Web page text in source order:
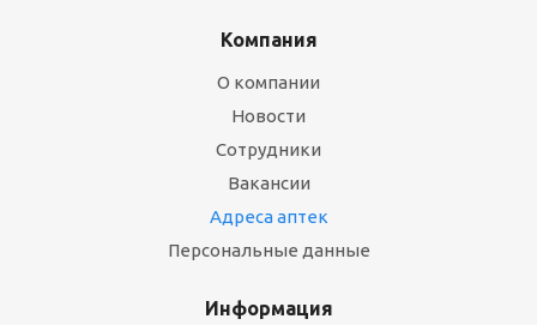
Компания
О компании
Новости
Сотрудники
Вакансии
Адреса аптек
Персональные данные
Информация